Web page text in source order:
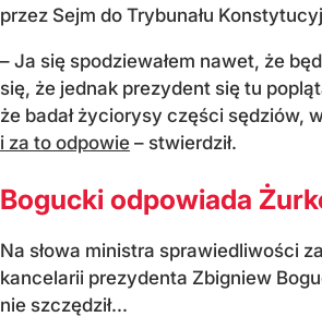
przez Sejm do Trybunału
– Ja się spodziewałem nawet, że
się, że jednak prezydent się tu
że badał życiorysy części sędziów,
i za to odpowie – stwierdził.
Bogucki odpowiada
Na słowa ministra sprawiedliwości
kancelarii prezydenta Zbigniew
nie szczędził...